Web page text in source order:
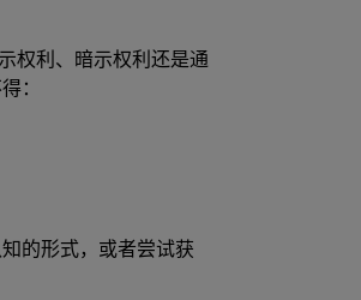
权利、暗示权利还是通
：
的形式，或者尝试获